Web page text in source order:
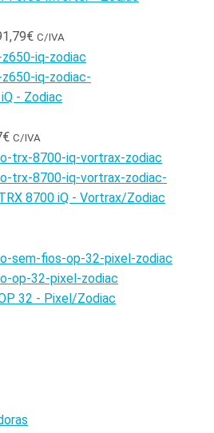
€ C/IVA
- Zodiac
€ C/IVA
8700 iQ - Vortrax/Zodiac
32 - Pixel/Zodiac